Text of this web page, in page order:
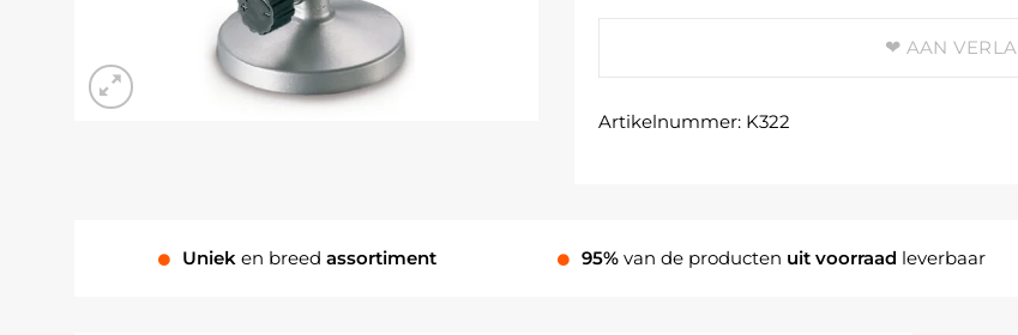
AAN
Artikelnummer: K322
Unieken breedassortiment 95%van de producten uit voorraad leverbaar